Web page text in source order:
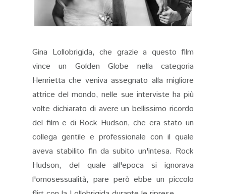
Gina Lollobrigida, che grazie a questo film
vince un Golden Globe nella categoria
Henrietta che veniva assegnato alla migliore
attrice del mondo, nelle sue interviste ha più
volte dichiarato di avere un bellissimo ricordo
del film e di Rock Hudson, che era stato un
collega gentile e professionale con il quale
aveva stabilito fin da subito un'intesa. Rock
Hudson, del quale all'epoca si ignorava
l'omosessualità, pare però ebbe un piccolo